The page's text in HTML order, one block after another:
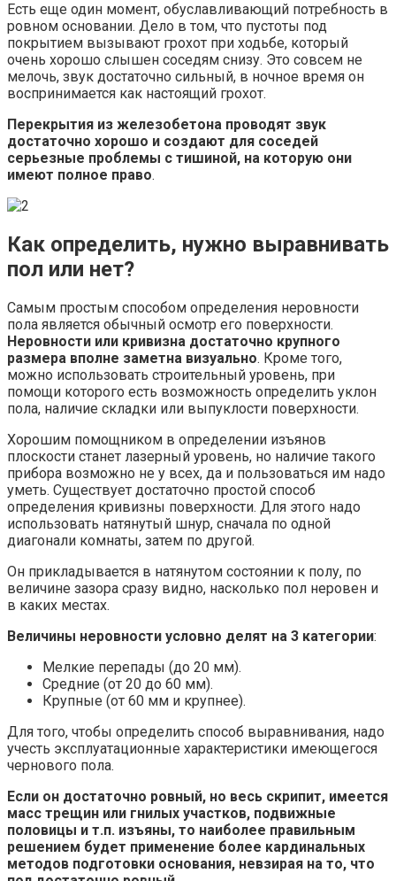
Есть еще один момент, обуславливающий потребность в
ровном основании. Дело в том, что пустоты под
покрытием вызывают грохот при ходьбе, который
очень хорошо слышен соседям снизу. Это совсем не
мелочь, звук достаточно сильный, в ночное время он
воспринимается как настоящий грохот.
Перекрытия из железобетона проводят звук
достаточно хорошо и создают для соседей
серьезные проблемы с тишиной, на которую они
имеют полное право.
Как определить, нужно выравнивать
пол или нет?
Самым простым способом определения неровности
пола является обычный осмотр его поверхности.
Неровности или кривизна достаточно крупного
размера вполне заметна визуально. Кроме того,
можно использовать строительный уровень, при
помощи которого есть возможность определить уклон
пола, наличие складки или выпуклости поверхности.
Хорошим помощником в определении изъянов
плоскости станет лазерный уровень, но наличие такого
прибора возможно не у всех, да и пользоваться им надо
уметь. Существует достаточно простой способ
определения кривизны поверхности. Для этого надо
использовать натянутый шнур, сначала по одной
диагонали комнаты, затем по другой.
Он прикладывается в натянутом состоянии к полу, по
величине зазора сразу видно, насколько пол неровен и
в каких местах.
Величины неровности условно делят на 3 категории:
Мелкие перепады (до 20 мм).
Средние (от 20 до 60 мм).
Крупные (от 60 мм и крупнее).
Для того, чтобы определить способ выравнивания, надо
учесть эксплуатационные характеристики имеющегося
чернового пола.
Если он достаточно ровный, но весь скрипит, имеется
масс трещин или гнилых участков, подвижные
половицы и т.п. изъяны, то наиболее правильным
решением будет применение более кардинальных
методов подготовки основания, невзирая на то, что